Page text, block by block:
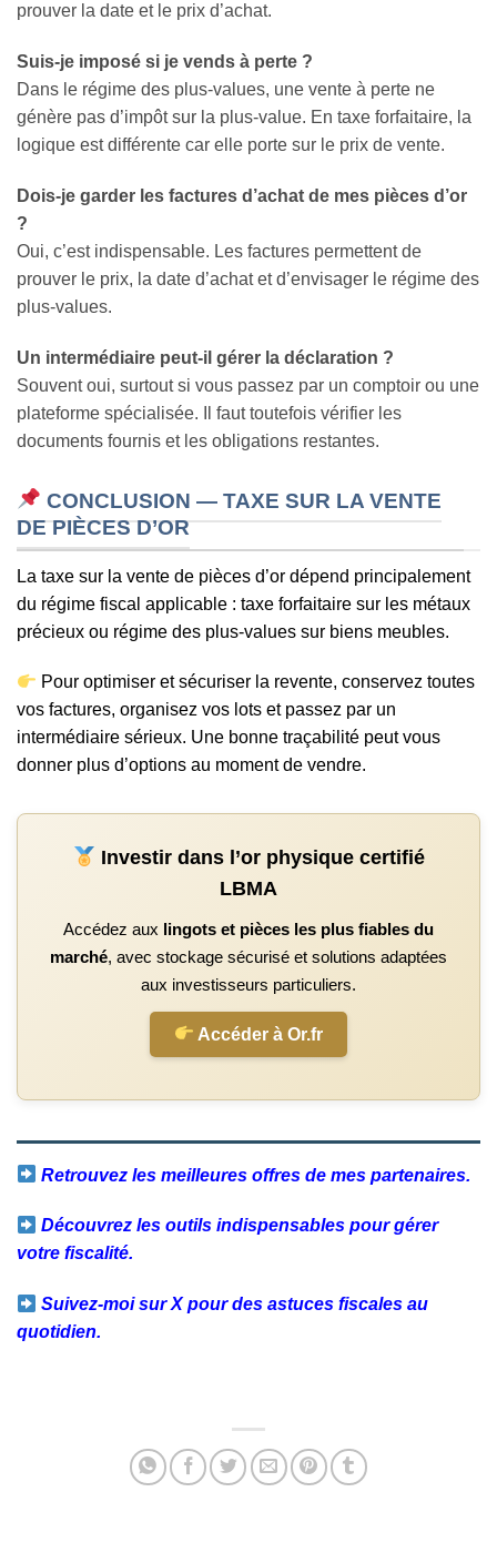
prouver la date et le prix d’achat.
Suis-je imposé si je vends à perte ?
Dans le régime des plus-values, une vente à perte ne
génère pas d’impôt sur la plus-value. En taxe forfaitaire, la
logique est différente car elle porte sur le prix de vente.
Dois-je garder les factures d’achat de mes pièces d’or
?
Oui, c’est indispensable. Les factures permettent de
prouver le prix, la date d’achat et d’envisager le régime des
plus-values.
Un intermédiaire peut-il gérer la déclaration ?
Souvent oui, surtout si vous passez par un comptoir ou une
plateforme spécialisée. Il faut toutefois vérifier les
documents fournis et les obligations restantes.
CONCLUSION — TAXE SUR LA VENTE
DE PIÈCES D’OR
La taxe sur la vente de pièces d’or dépend principalement
du régime fiscal applicable : taxe forfaitaire sur les métaux
précieux ou régime des plus-values sur biens meubles.
Pour optimiser et sécuriser la revente, conservez toutes
vos factures, organisez vos lots et passez par un
intermédiaire sérieux. Une bonne traçabilité peut vous
donner plus d’options au moment de vendre.
Investir dans l’or physique certifié
LBMA
Accédez aux lingots et pièces les plus fiables du
marché, avec stockage sécurisé et solutions adaptées
aux investisseurs particuliers.
Accéder à Or.fr
Retrouvez les meilleures offres de mes partenaires.
Découvrez les outils indispensables pour gérer
votre fiscalité.
Suivez-moi sur X pour des astuces fiscales au
quotidien.